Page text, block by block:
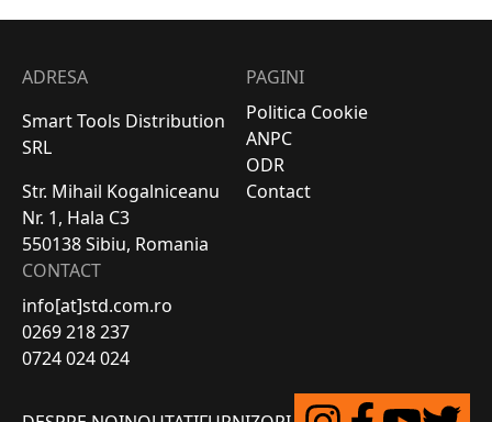
ADRESA
Smart Tools Distribution
SRL
Str. Mihail Kogalniceanu
Nr. 1, Hala C3
550138 Sibiu, Romania
PAGINI
Politica Cookie
ANPC
ODR
Contact
CONTACT
info[at]std.com.ro
0269 218 237
0724 024 024